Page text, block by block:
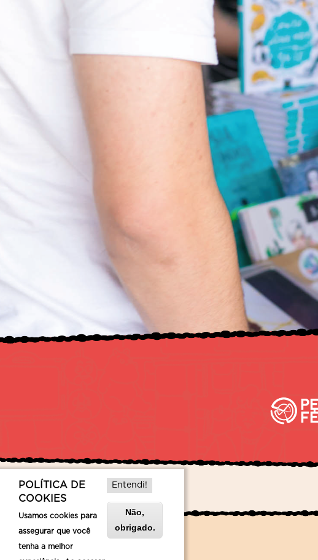
POLÍTICA DE
COOKIES
Usamos cookies para
assegurar que você
tenha a melhor
Entendi!
Não,
obrigado.